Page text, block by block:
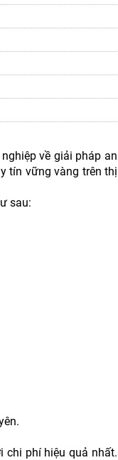
về giải pháp an
tín vững vàng trên thị
sau:
chi phí hiệu quả nhất.